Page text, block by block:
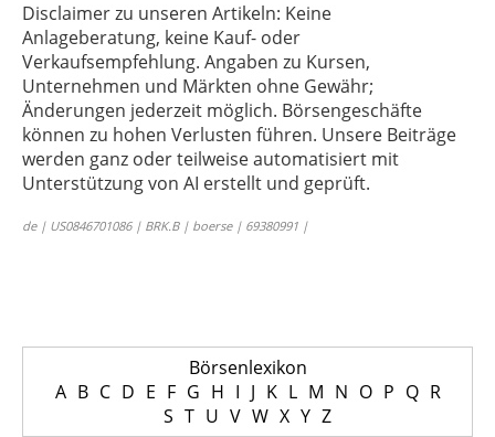
Disclaimer zu unseren Artikeln: Keine
Anlageberatung, keine Kauf- oder
Verkaufsempfehlung. Angaben zu Kursen,
Unternehmen und Märkten ohne Gewähr;
Änderungen jederzeit möglich. Börsengeschäfte
können zu hohen Verlusten führen. Unsere Beiträge
werden ganz oder teilweise automatisiert mit
Unterstützung von AI erstellt und geprüft.
de | US0846701086 | BRK.B | boerse | 69380991 |
Börsenlexikon
A B C D E F G H I J K L M N O P Q R
S T U V W X Y Z